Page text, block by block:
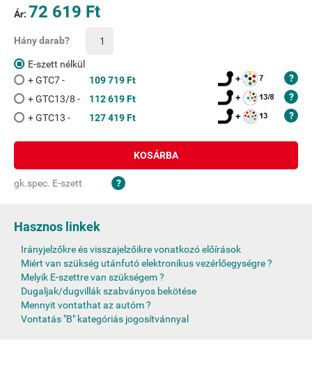
Ár: 72 619 Ft
Hány darab?
E-szett nélkül
+ GTC7 -
109 719 Ft
+ GTC13/8 -
112 619 Ft
+ GTC13 -
127 419 Ft
KOSÁRBA
gk.spec. E-szett
Hasznos linkek
Irányjelzőkre és visszajelzőikre vonatkozó előírások
Miért van szükség utánfutó elektronikus vezérlőegységre ?
Melyik E-szettre van szükségem ?
Dugaljak/dugvillák szabványos bekötése
Mennyit vontathat az autóm ?
Vontatás "B" kategóriás jogosítvánnyal